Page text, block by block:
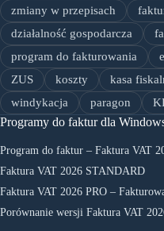
zmiany w przepisach
działalność gospodarcza
program do fakturowania
ZUS
koszty kasa
windykacja
paragon
Programy do faktur dla
Program do faktur – Faktura VAT
Faktura VAT 2026 STANDARD
Faktura VAT 2026 PRO –
Porównanie wersji Faktura VAT